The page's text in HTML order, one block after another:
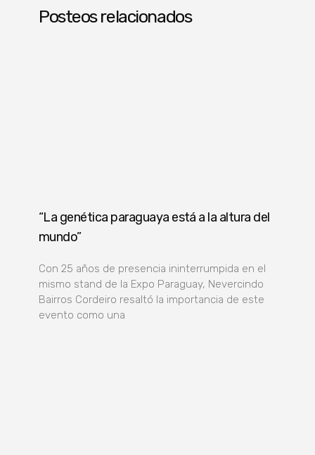
Posteos relacionados
“La genética paraguaya está a la altura del
mundo”
Con 25 años de presencia ininterrumpida en el
mismo stand de la Expo Paraguay, Nevercindo
Bairros Cordeiro resaltó la importancia de este
evento como una